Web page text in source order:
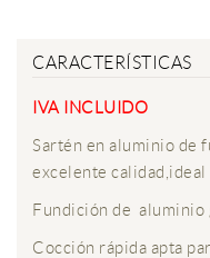
CARACTERÍSTICAS
IVA INCLUIDO
Sartén en aluminio de
excelente calidad,ideal
Fundición de aluminio
Cocción rápida apta